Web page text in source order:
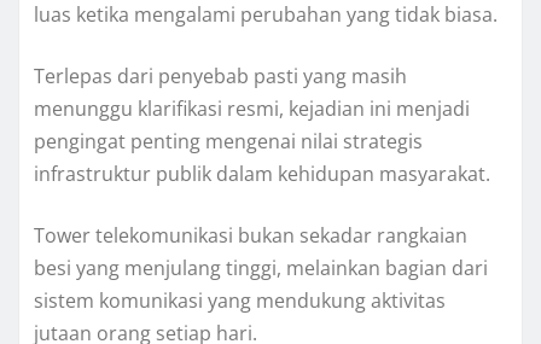
luas ketika mengalami perubahan yang tidak biasa.
Terlepas dari penyebab pasti yang masih
menunggu klarifikasi resmi, kejadian ini menjadi
pengingat penting mengenai nilai strategis
infrastruktur publik dalam kehidupan masyarakat.
Tower telekomunikasi bukan sekadar rangkaian
besi yang menjulang tinggi, melainkan bagian dari
sistem komunikasi yang mendukung aktivitas
jutaan orang setiap hari.